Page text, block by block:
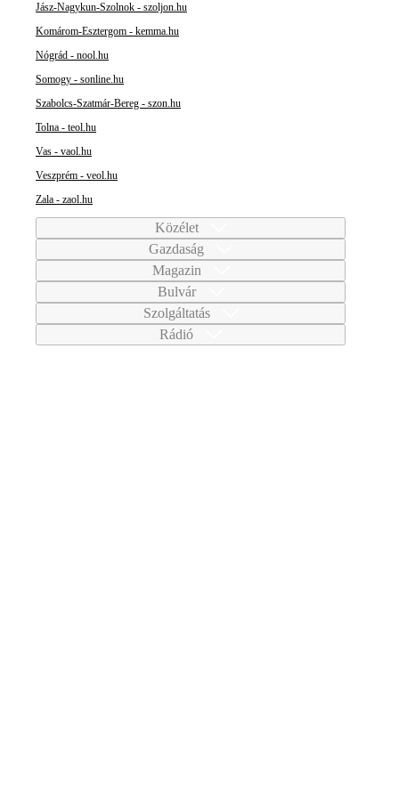
Jász-Nagykun-Szolnok - szoljon.hu
Komárom-Esztergom - kemma.hu
Nógrád - nool.hu
Somogy - sonline.hu
Szabolcs-Szatmár-Bereg - szon.hu
Tolna - teol.hu
Vas - vaol.hu
Veszprém - veol.hu
Zala - zaol.hu
Közélet
Gazdaság
Magazin
Bulvár
Szolgáltatás
Rádió